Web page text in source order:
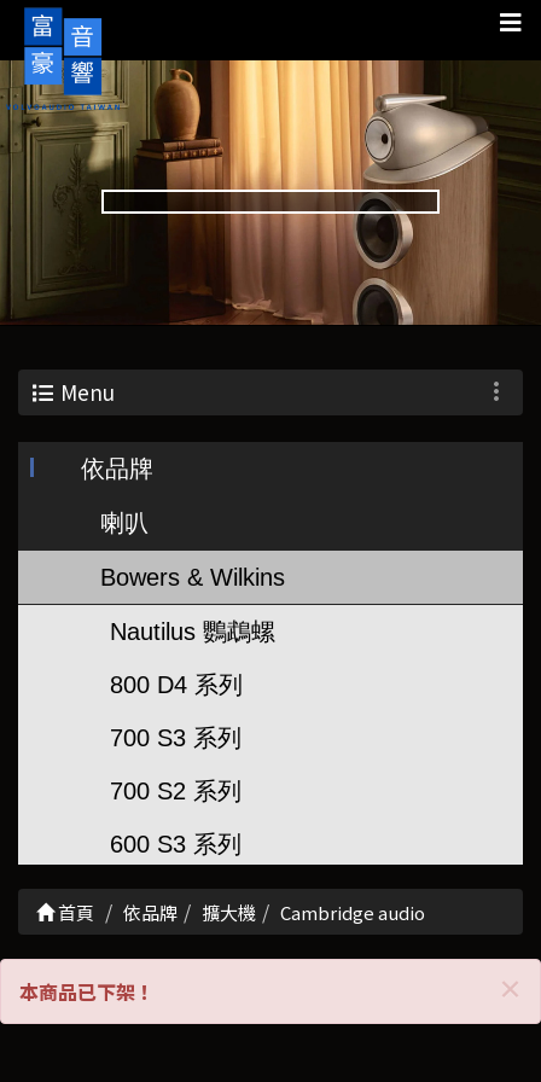
Menu
依品牌
喇叭
Bowers & Wilkins
Nautilus 鸚鵡螺
800 D4 系列
700 S3 系列
700 S2 系列
600 S3 系列
600 S2 系列
聲霸/串流喇叭
首頁 依品牌 擴大機 Cambridge audio
×
本商品已下架！